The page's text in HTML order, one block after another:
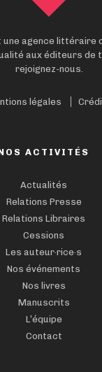
une agence littéraire
aux éditeurs de
rejoignez-nous.
légales
ACTIVITÉS
Actualités
Relations Presse
Relations Libraires
Cessions
Les auteur·rice·s
Nos événements
Nos livres
Manuscrits
L’équipe
Contact